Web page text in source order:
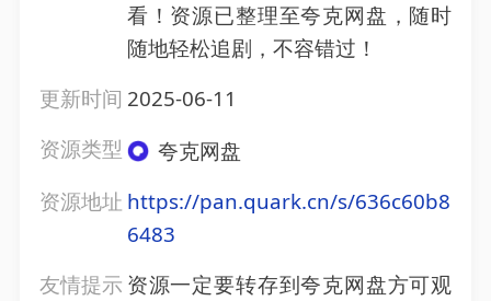
看！资源已整理至夸克网盘，随时
随地轻松追剧，不容错过！
更新时间 2025-06-11
资源类型
夸克网盘
资源地址 https://pan.quark.cn/s/636c60b8
6483
友情提示 资源一定要转存到夸克网盘方可观